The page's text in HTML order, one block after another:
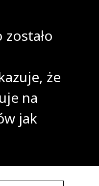
że
na
jak